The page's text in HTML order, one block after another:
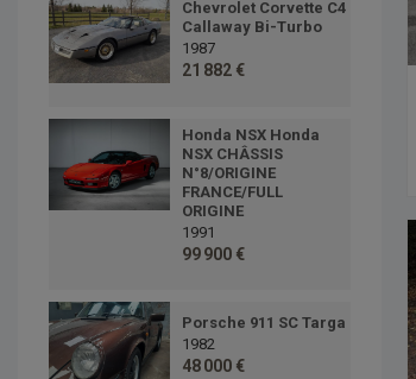
Chevrolet Corvette C4
Callaway Bi-Turbo
1987
21 882 €
Honda NSX Honda
NSX CHÂSSIS
N°8/ORIGINE
FRANCE/FULL
ORIGINE
1991
99 900 €
Porsche 911 SC Targa
1982
48 000 €